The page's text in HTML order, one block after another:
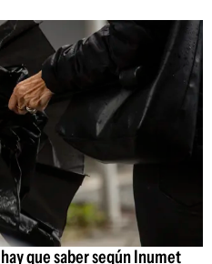
que saber según Inumet